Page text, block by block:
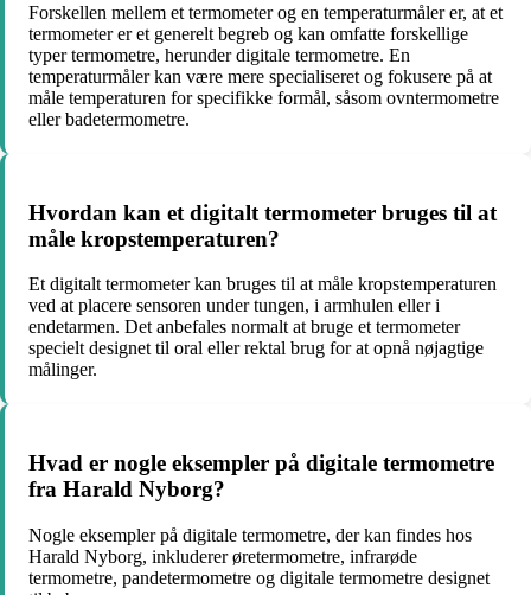
Forskellen mellem et termometer og en temperaturmåler er, at et
termometer er et generelt begreb og kan omfatte forskellige
typer termometre, herunder digitale termometre. En
temperaturmåler kan være mere specialiseret og fokusere på at
måle temperaturen for specifikke formål, såsom ovntermometre
eller badetermometre.
Hvordan kan et digitalt termometer bruges til at
måle kropstemperaturen?
Et digitalt termometer kan bruges til at måle kropstemperaturen
ved at placere sensoren under tungen, i armhulen eller i
endetarmen. Det anbefales normalt at bruge et termometer
specielt designet til oral eller rektal brug for at opnå nøjagtige
målinger.
Hvad er nogle eksempler på digitale termometre
fra Harald Nyborg?
Nogle eksempler på digitale termometre, der kan findes hos
Harald Nyborg, inkluderer øretermometre, infrarøde
termometre, pandetermometre og digitale termometre designet